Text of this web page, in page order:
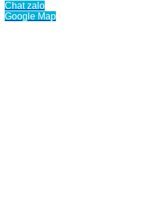
Chat zalo
Google Map